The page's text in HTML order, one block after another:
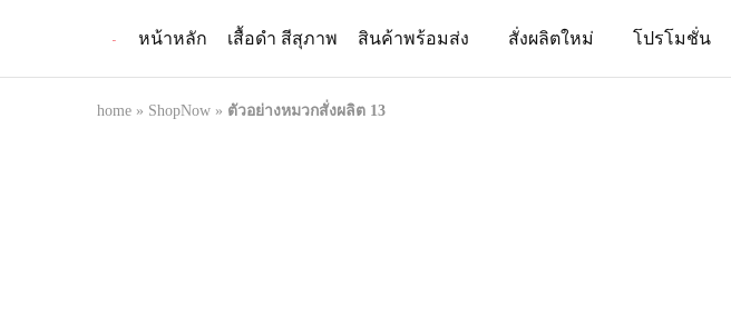
PMK
ผลิต
ผู้
โปโล
หน้าหลัก เสื้อดำ สีสุภาพ สินค้าพร้อมส่ง สั่งผลิตใหม่ โปรโมชั่น
home » ShopNow » ตัวอย่างหมวกสั่งผลิต 13